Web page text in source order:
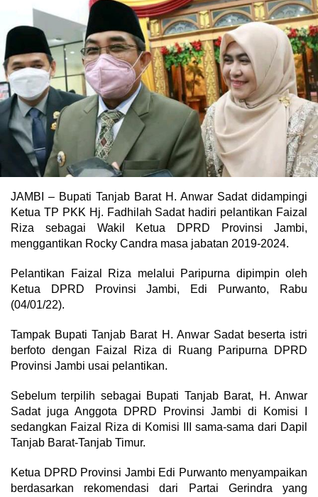
JAMBI – Bupati Tanjab Barat H. Anwar Sadat didampingi
Ketua TP PKK Hj. Fadhilah Sadat hadiri pelantikan Faizal
Riza sebagai Wakil Ketua DPRD Provinsi Jambi,
menggantikan Rocky Candra masa jabatan 2019-2024.
Pelantikan Faizal Riza melalui Paripurna dipimpin oleh
Ketua DPRD Provinsi Jambi, Edi Purwanto, Rabu
(04/01/22).
Tampak Bupati Tanjab Barat H. Anwar Sadat beserta istri
berfoto dengan Faizal Riza di Ruang Paripurna DPRD
Provinsi Jambi usai pelantikan.
Sebelum terpilih sebagai Bupati Tanjab Barat, H. Anwar
Sadat juga Anggota DPRD Provinsi Jambi di Komisi I
sedangkan Faizal Riza di Komisi III sama-sama dari Dapil
Tanjab Barat-Tanjab Timur.
Ketua DPRD Provinsi Jambi Edi Purwanto menyampaikan
berdasarkan rekomendasi dari Partai Gerindra yang